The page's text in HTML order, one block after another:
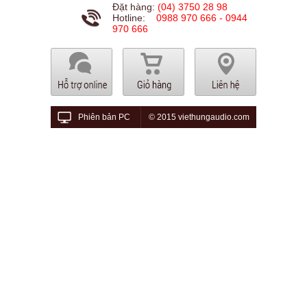
Đặt hàng: (04) 3750 28 98
Hotline: 0988 970 666 - 0944
970 666
Phiên bản PC © 2015 viethungaudio.com